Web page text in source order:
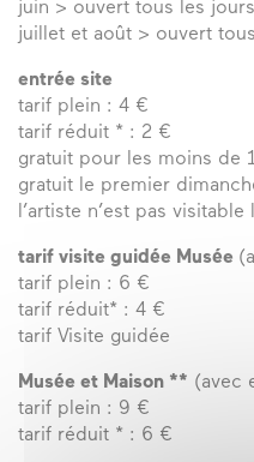
juin > ouvert tous les
juillet et août > ouvert
entrée site
tarif plein : 4 €
tarif réduit * : 2 €
gratuit pour les moins de
gratuit le premier
l’artiste n’est pas
tarif visite guidée Musée
tarif plein : 6 €
tarif réduit* : 4 €
tarif Visite guidée
Musée et Maison ** (avec
tarif plein : 9 €
tarif réduit * : 6 €